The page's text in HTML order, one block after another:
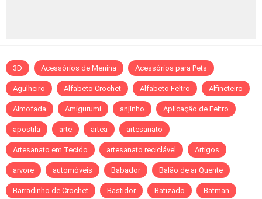
3D Acessórios de Menina Acessórios para Pets
Agulheiro Alfabeto Crochet Alfabeto Feltro Alfineteiro
Almofada Amigurumi anjinho Aplicação de Feltro
apostila arte artea artesanato
Artesanato em Tecido artesanato reciclável Artigos
arvore automóveis Babador Balão de ar Quente
Barradinho de Crochet Bastidor Batizado Batman